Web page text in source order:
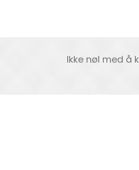
Ikke nøl med å